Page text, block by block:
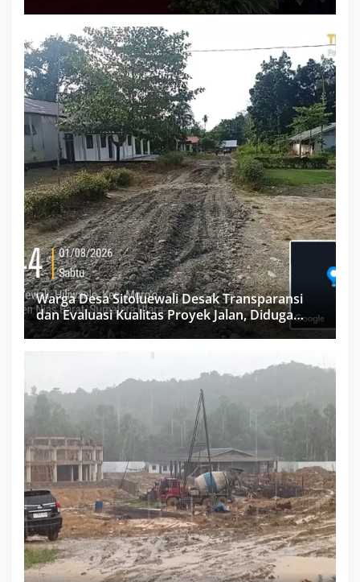
Warga Desa Sitoluewali Desak Transparansi
dan Evaluasi Kualitas Proyek Jalan, Diduga
Minim Informasi